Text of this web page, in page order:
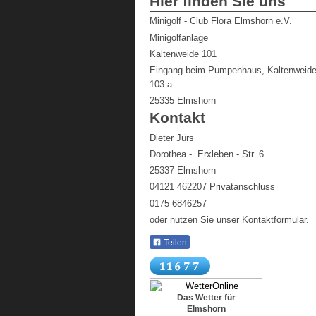
Minigolf - Club Flora Elmshorn e.V.
Minigolfanlage
Kaltenweide 101
Eingang beim Pumpenhaus, Kaltenweide
103 a
25335 Elmshorn
Kontakt
Dieter Jürs
Dorothea - Erxleben - Str. 6
25337 Elmshorn
04121 462207 Privatanschluss
0175 6846257
oder nutzen Sie unser Kontaktformular.
Teilen
Das Wetter für
Elmshorn